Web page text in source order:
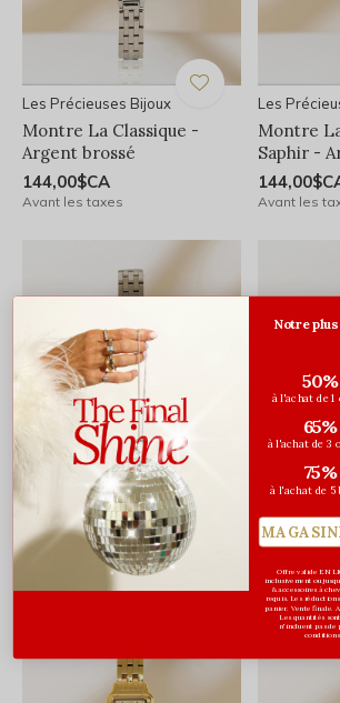
Les Précieuses Bijoux
Montre La Classique -
Argent brossé
144,00$CA
Avant les taxes
Les
Montre
Saphir -
Avant les
Les Précieuses Bijoux
Montre La Classique
Émeraude - Argent
144,00$CA
Avant les taxes
Les
Montre
Perlé -
Avant les
Notre plus
à l'achat de 1
à l'achat de 3
à l'achat de 5
Offre valide EN
inclusivement ou
& accessoires à
requis. Les
panier. Vente finale.
Les quantités
n'incluent pas de